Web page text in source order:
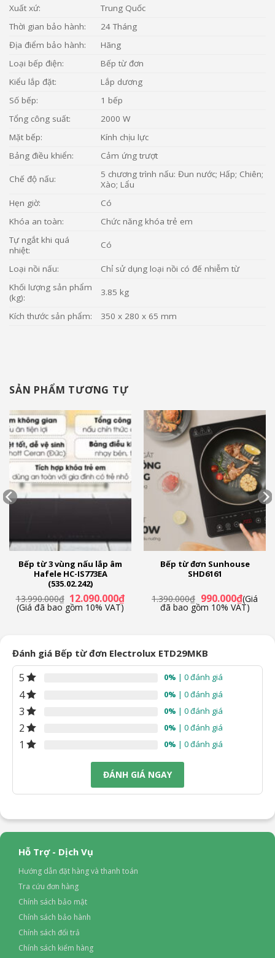
Xuất xứ:
Trung Quốc
Thời gian bảo hành:
24 Tháng
Địa điểm bảo hành:
Hãng
Loại bếp điện:
Bếp từ đơn
Kiểu lắp đặt:
Lắp dương
Số bếp:
1 bếp
Tổng công suất:
2000 W
Mặt bếp:
Kính chịu lực
Bảng điều khiển:
Cảm ứng trượt
Chế độ nấu:
5 chương trình nấu: Đun nước; Hấp; Chiên;
Xào; Lẩu
Hẹn giờ:
Có
Khóa an toàn:
Chức năng khóa trẻ em
Tự ngắt khi quá
nhiệt:
Có
Loại nồi nấu:
Chỉ sử dụng loại nồi có đế nhiễm từ
Khối lượng sản phẩm
(kg):
3.85 kg
Kích thước sản phẩm: 350 x 280 x 65 mm
SẢN PHẨM TƯƠNG TỰ
Bếp từ 3 vùng nấu lắp âm
Hafele HC-IS773EA
(535.02.242)
13.990.000₫ Giá
gốc
là:
12.090.000₫Giá
(Giá đã bao gồm 10% VAT)
Bếp từ đơn Sunhouse
SHD6161
1.390.000₫ Giá
gốc
là:
990.000₫Giá
hiện
tại
(Giá
đã bao gồm 10% VAT)
Đánh giá Bếp từ đơn Electrolux ETD29MKB
5 0% | 0 đánh giá
4 0% | 0 đánh giá
3 0% | 0 đánh giá
2 0% | 0 đánh giá
1 0% | 0 đánh giá
ĐÁNH GIÁ NGAY
Hỗ Trợ - Dịch Vụ
Hướng dẫn đặt hàng và thanh toán
Tra cứu đơn hàng
Chính sách bảo mật
Chính sách bảo hành
Chính sách đổi trả
Chính sách kiểm hàng